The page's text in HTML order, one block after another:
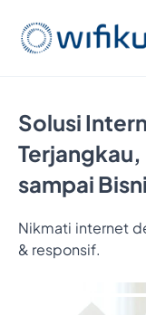
Solusi
Terjangkau,
sampai
Nikmati internet
& responsif.